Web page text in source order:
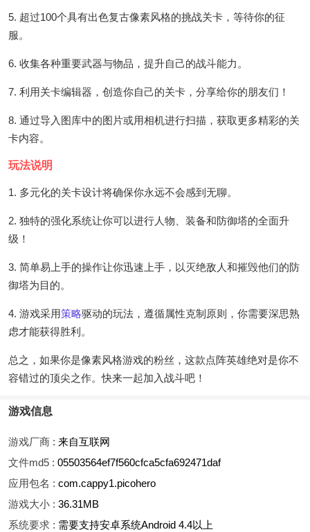
5. 超过100个具有出色复古像素风格的挑战关卡，等待你的征
服。
6. 收集各种重要武器与物品，提升自己的战斗能力。
7. 利用关卡编辑器，创造你自己的关卡，分享给你的朋友们！
8. 通过导入图库中的图片或用相机进行扫描，获取更多精彩的关
卡内容。
玩法说明
1. 多元化的关卡设计将确保你永远不会感到无聊。
2. 独特的强化系统让你可以进行人物、装备和防御塔的全面升
级！
3. 简单易上手的操作让你迅速上手，以灭绝敌人和摧毁他们的防
御塔为目的。
4. 游戏采用策略驱动的玩法，遵循属性克制原则，你需要深思熟
虑才能获得胜利。
总之，如果你是像素风格游戏的粉丝，这款点阵英雄绝对是你不
容错过的顶尖之作。快来一起加入战斗吧！
游戏信息
游戏厂商 : 来自互联网
文件md5 : 05503564ef7f560cfca5cfa692471daf
应用包名 : com.cappy1.picohero
游戏大小 : 36.31MB
系统要求 : 需要支持安卓系统Android 4.4以上